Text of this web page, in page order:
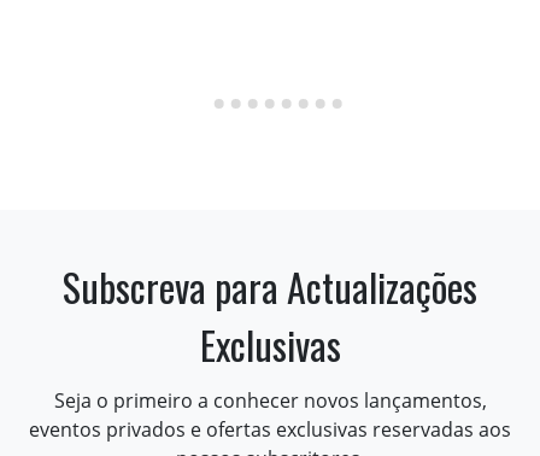
Subscreva para Actualizações
Exclusivas
Seja o primeiro a conhecer novos lançamentos,
eventos privados e ofertas exclusivas reservadas aos